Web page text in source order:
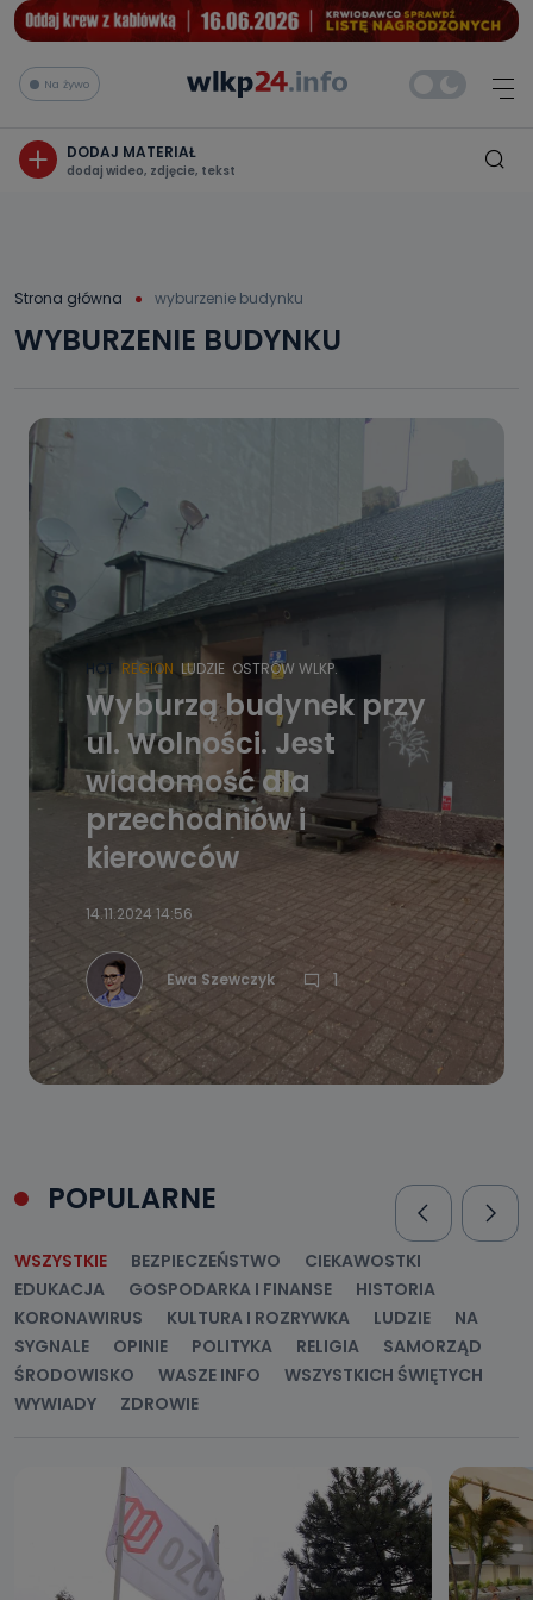
Na żywo
DODAJ MATERIAŁ
dodaj wideo, zdjęcie, tekst
Strona główna wyburzenie budynku
WYBURZENIE BUDYNKU
HOT REGION LUDZIE OSTRÓW WLKP.
Wyburzą budynek przy
ul. Wolności. Jest
wiadomość dla
przechodniów i
kierowców
14.11.2024 14:56
Ewa Szewczyk 1
POPULARNE
WSZYSTKIE BEZPIECZEŃSTWO
CIEKAWOSTKI
EDUKACJA
GOSPODARKA I FINANSE
HISTORIA
KORONAWIRUS
KULTURA I ROZRYWKA LUDZIE
NA
SYGNALE
OPINIE POLITYKA RELIGIA
SAMORZĄD
ŚRODOWISKO
WASZE INFO
WSZYSTKICH ŚWIĘTYCH
WYWIADY
ZDROWIE